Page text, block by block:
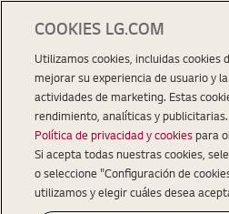
COOKIES LG.COM
Utilizamos cookies, incluidas cookies
mejorar su experiencia de usuario y
actividades de marketing. Estas
rendimiento, analíticas y
Política de privacidad y cookiespara
Si acepta todas nuestras cookies,
o seleccione "Configuración de
utilizamos y elegir cuáles desea